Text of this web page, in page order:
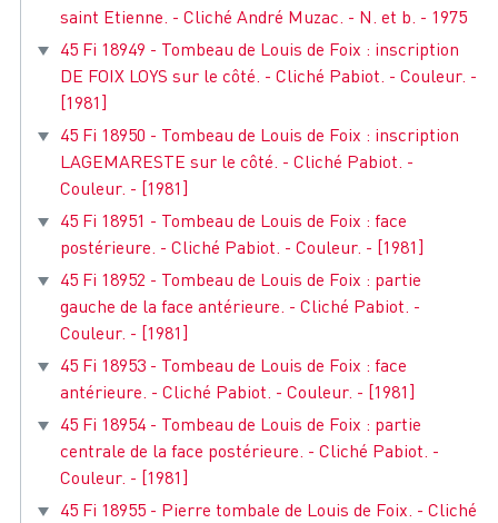
saint Etienne. - Cliché André Muzac. - N. et b. - 1975
45 Fi 18949 - Tombeau de Louis de Foix : inscription
DE FOIX LOYS sur le côté. - Cliché Pabiot. - Couleur. -
[1981]
45 Fi 18950 - Tombeau de Louis de Foix : inscription
LAGEMARESTE sur le côté. - Cliché Pabiot. -
Couleur. - [1981]
45 Fi 18951 - Tombeau de Louis de Foix : face
postérieure. - Cliché Pabiot. - Couleur. - [1981]
45 Fi 18952 - Tombeau de Louis de Foix : partie
gauche de la face antérieure. - Cliché Pabiot. -
Couleur. - [1981]
45 Fi 18953 - Tombeau de Louis de Foix : face
antérieure. - Cliché Pabiot. - Couleur. - [1981]
45 Fi 18954 - Tombeau de Louis de Foix : partie
centrale de la face postérieure. - Cliché Pabiot. -
Couleur. - [1981]
45 Fi 18955 - Pierre tombale de Louis de Foix. - Cliché